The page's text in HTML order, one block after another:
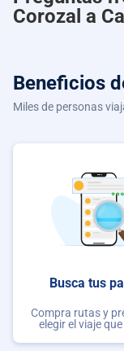
Corozal a
Beneficios
Miles de personas
Busca tus
Compra rutas y
elegir el viaje